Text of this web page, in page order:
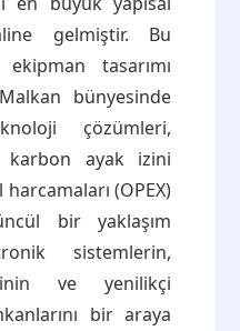
gelmiştir. Bu
tasarımı
bünyesinde
çözümleri,
karbon ayak izini
(OPEX)
bir yaklaşım
sistemlerin,
ve yenilikçi
bir araya